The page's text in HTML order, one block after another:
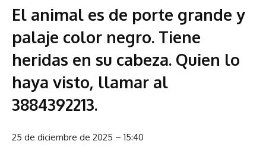
El animal es de porte grande y
palaje color negro. Tiene
heridas en su cabeza. Quien lo
haya visto, llamar al
3884392213.
25 de diciembre de 2025 – 15:40